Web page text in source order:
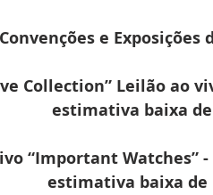
e Exposições
Collection” Leilão ao
estimativa baixa
“Important Watches”
estimativa baixa de